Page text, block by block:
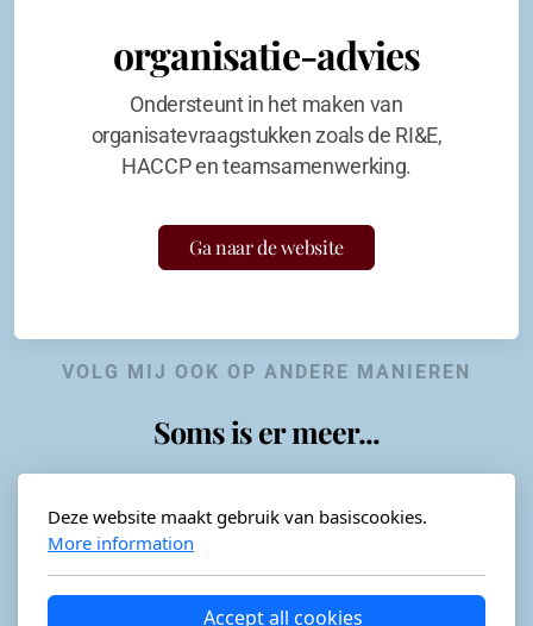
organisatie-advies
Ondersteunt in het maken van
organisatevraagstukken zoals de RI&E,
HACCP en teamsamenwerking.
Ga naar de website
VOLG MIJ OOK OP ANDERE MANIEREN
Soms is er meer...
Horeca-advies
Deze website maakt gebruik van basiscookies.
More information
Accept all cookies